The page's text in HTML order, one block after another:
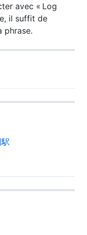
avec « Log
il suffit de
phrase.